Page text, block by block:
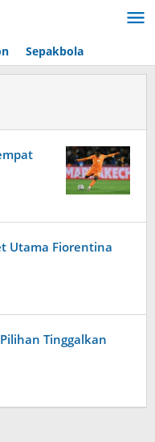
Sepakbola
Utama Fiorentina
Tinggalkan